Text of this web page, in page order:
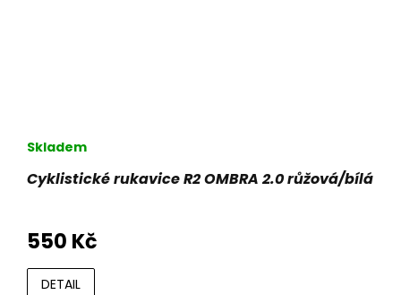
Cyklistické rukavice R2 OMBRA 2.0 růžová/bílá
Skladem
550 Kč
DETAIL